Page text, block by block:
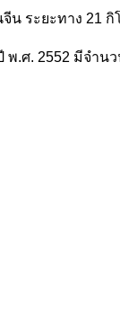
น ระยะทาง 21
.ศ. 2552 มีจำ